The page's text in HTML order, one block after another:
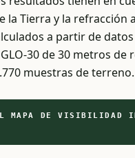
la Tierra y la refracción
a partir de
30 de 30 metros de
muestras de terreno.
MAPA DE VISIBILIDAD